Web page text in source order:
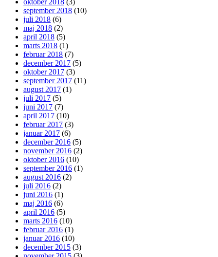
september 2018 (10)
juli 2018 (6)
maj 2018 (2)
april 2018 (5)
marts 2018 (1)
februar 2018 (7)
december 2017 (5)
oktober 2017 (3)
september 2017 (11)
august 2017 (1)
juli 2017 (5)
juni 2017 (7)
april 2017 (10)
februar 2017 (3)
januar 2017 (6)
december 2016 (5)
november 2016 (2)
oktober 2016 (10)
september 2016 (1)
august 2016 (2)
juli 2016 (2)
juni 2016 (1)
maj 2016 (6)
april 2016 (5)
marts 2016 (10)
februar 2016 (1)
januar 2016 (10)
december 2015 (3)